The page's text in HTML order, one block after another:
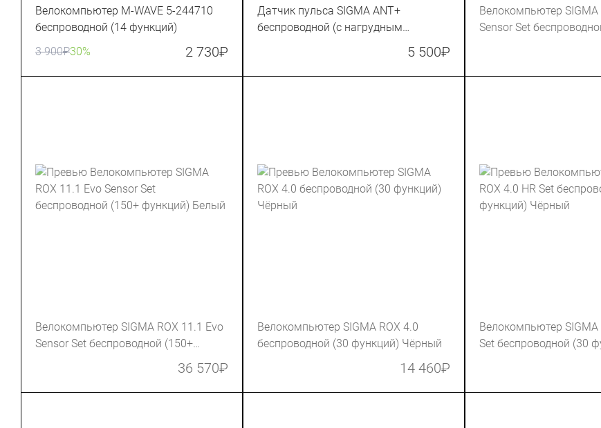
Велокомпьютер M-WAVE 5-244710
беспроводной (14 функций)
3 900₽30% 2 730₽
Датчик пульса SIGMA ANT+
беспроводной (с нагрудным
5 500₽
Велокомпьютер SIGMA
Sensor Set
Велокомпьютер SIGMA ROX 11.1 Evo
Sensor Set беспроводной (150+
36 570₽
Велокомпьютер SIGMA ROX 4.0
беспроводной (30 функций) Чёрный
14 460₽
Велокомпьютер SIGMA
Set беспроводной (30